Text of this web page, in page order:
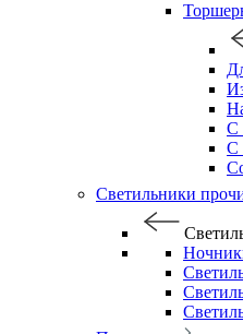
С
С
Светильники